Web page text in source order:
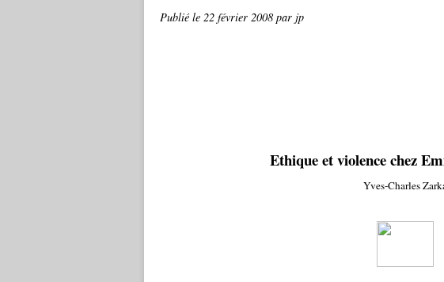
Publié le 22 février 2008 par jp
Ethique et violence chez
Yves-Charles